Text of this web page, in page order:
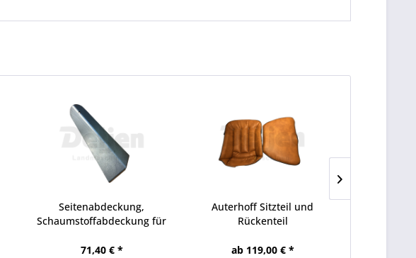
Seitenabdeckung,
Schaumstoffabdeckung für
71,40 € *
Auterhoff Sitzteil und
Rückenteil
ab 119,00 € *